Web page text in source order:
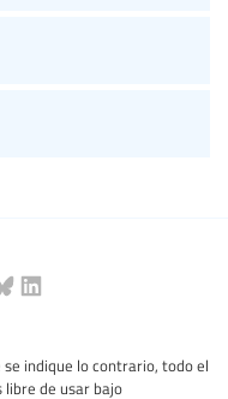
indique lo contrario, todo el
de usar bajo